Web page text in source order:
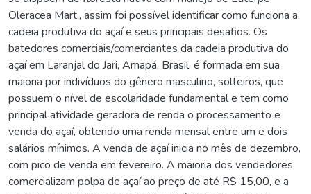
Oleracea Mart., assim foi possível identificar como funciona a
cadeia produtiva do açaí e seus principais desafios. Os
batedores comerciais/comerciantes da cadeia produtiva do
açaí em Laranjal do Jari, Amapá, Brasil, é formada em sua
maioria por indivíduos do gênero masculino, solteiros, que
possuem o nível de escolaridade fundamental e tem como
principal atividade geradora de renda o processamento e
venda do açaí, obtendo uma renda mensal entre um e dois
salários mínimos. A venda de açaí inicia no mês de dezembro,
com pico de venda em fevereiro. A maioria dos vendedores
comercializam polpa de açaí ao preço de até R$ 15,00, e a